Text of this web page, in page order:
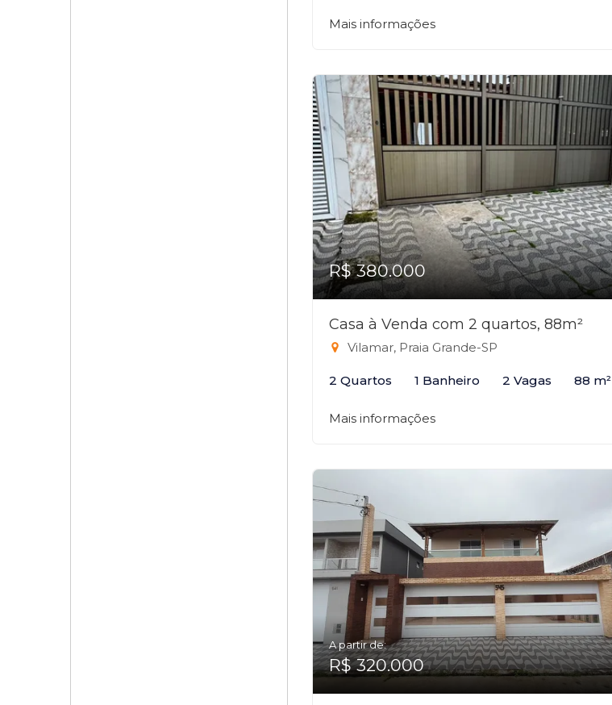
Mais informações
R$ 380.000
Casa à Venda com 2 quartos, 88m²
Vilamar, Praia Grande-SP
2 Quartos 1 Banheiro 2 Vagas 88 m²
Mais informações
A partir de:
R$ 320.000